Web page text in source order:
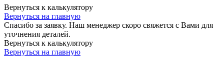
Вернуться к калькулятору
Вернуться на главную
Спасибо за заявку. Наш менеджер скоро свяжется с Вами для
уточнения деталей.
Вернуться к калькулятору
Вернуться на главную